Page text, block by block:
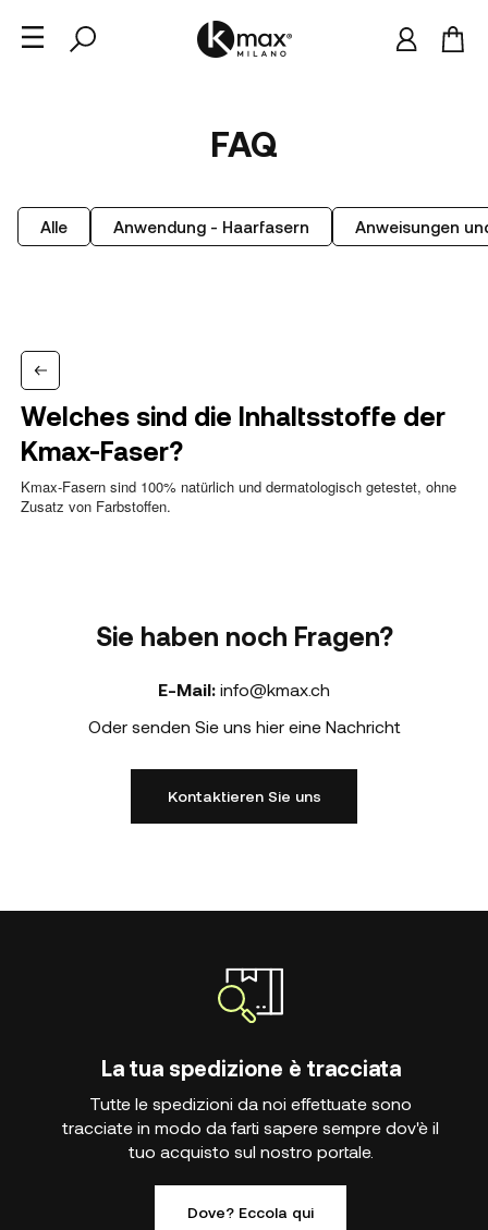
FAQ
Alle Anwendung - Haarfasern Anweisungen
Welches sind die Inhaltsstoffe der
Kmax-Faser?
Kmax-Fasern sind 100% natürlich und dermatologisch getestet, ohne
Zusatz von Farbstoffen.
Sie haben noch Fragen?
E-Mail: info@kmax.ch
Oder senden Sie uns hier eine Nachricht
Kontaktieren Sie uns
La tua spedizione è tracciata
Tutte le spedizioni da noi effettuate sono
tracciate in modo da farti sapere sempre dov'è il
tuo acquisto sul nostro portale.
Dove? Eccola qui